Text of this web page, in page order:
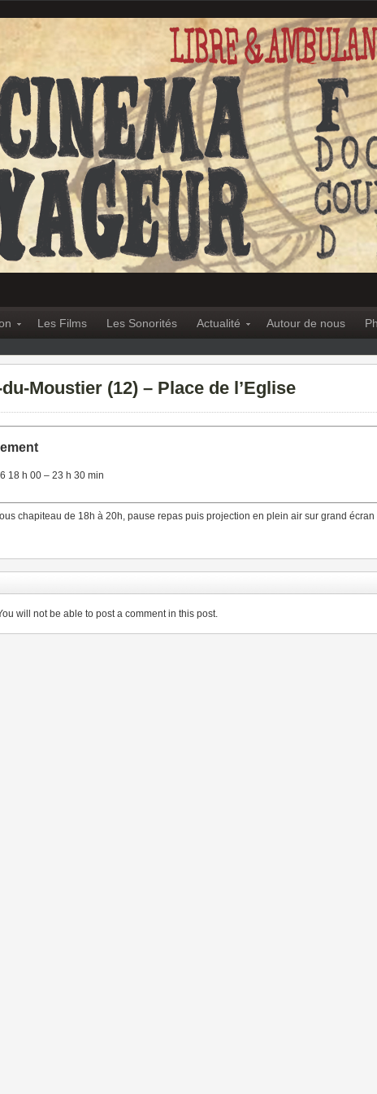
Les Films Les Sonorités Actualité Autour de nous
Moustier (12) – Place de l’Eglise
18 h 00 – 23 h 30 min
chapiteau de 18h à 20h, pause repas puis projection en plein air sur grand écran
will not be able to post a comment in this post.